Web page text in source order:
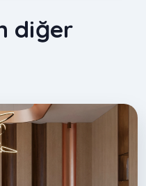
diğer